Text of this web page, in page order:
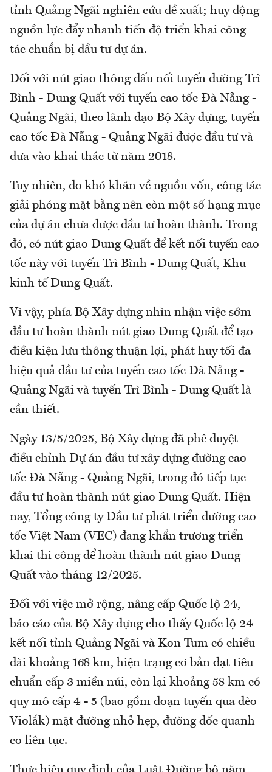
tỉnh Quảng Ngãi nghiên cứu đề xuất; huy động
nguồn lực đẩy nhanh tiến độ triển khai công
tác chuẩn bị đầu tư dự án.
Đối với nút giao thông đấu nối tuyến đường Trì
Bình - Dung Quất với tuyến cao tốc Đà Nẵng -
Quảng Ngãi, theo lãnh đạo Bộ Xây dựng, tuyến
cao tốc Đà Nẵng - Quảng Ngãi được đầu tư và
đưa vào khai thác từ năm 2018.
Tuy nhiên, do khó khăn về nguồn vốn, công tác
giải phóng mặt bằng nên còn một số hạng mục
của dự án chưa được đầu tư hoàn thành. Trong
đó, có nút giao Dung Quất để kết nối tuyến cao
tốc này với tuyến Trì Bình - Dung Quất, Khu
kinh tế Dung Quất.
Vì vậy, phía Bộ Xây dựng nhìn nhận việc sớm
đầu tư hoàn thành nút giao Dung Quất để tạo
điều kiện lưu thông thuận lợi, phát huy tối đa
hiệu quả đầu tư của tuyến cao tốc Đà Nẵng -
Quảng Ngãi và tuyến Trì Bình - Dung Quất là
cần thiết.
Ngày 13/5/2025, Bộ Xây dựng đã phê duyệt
điều chỉnh Dự án đầu tư xây dựng đường cao
tốc Đà Nẵng - Quảng Ngãi, trong đó tiếp tục
đầu tư hoàn thành nút giao Dung Quất. Hiện
nay, Tổng công ty Đầu tư phát triển đường cao
tốc Việt Nam (VEC) đang khẩn trương triển
khai thi công để hoàn thành nút giao Dung
Quất vào tháng 12/2025.
Đối với việc mở rộng, nâng cấp Quốc lộ 24,
báo cáo của Bộ Xây dựng cho thấy Quốc lộ 24
kết nối tỉnh Quảng Ngãi và Kon Tum có chiều
dài khoảng 168 km, hiện trạng cơ bản đạt tiêu
chuẩn cấp 3 miền núi, còn lại khoảng 58 km có
quy mô cấp 4 - 5 (bao gồm đoạn tuyến qua đèo
Violắk) mặt đường nhỏ hẹp, đường dốc quanh
co liên tục.